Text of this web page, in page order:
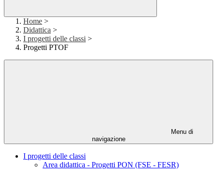
Home >
Didattica >
I progetti delle classi >
Progetti PTOF
Menu di
navigazione
I progetti delle classi
Area didattica - Progetti PON (FSE - FESR)